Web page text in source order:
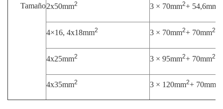
Tamaño2x50mm2 3 × 70mm2+ 54,6mm
4×16, 4x18mm2 3 × 70mm2+ 70mm2
4x25mm2 3 × 95mm2+ 70mm2
4x35mm2 3 × 120mm2+ 70mm